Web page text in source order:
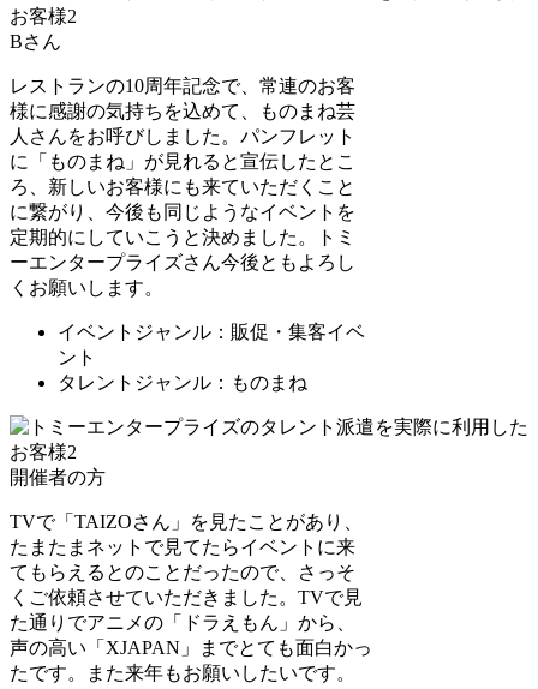
Bさん
レストランの10周年記念で、常連のお客
様に感謝の気持ちを込めて、ものまね芸
人さんをお呼びしました。パンフレット
に「ものまね」が見れると宣伝したとこ
ろ、新しいお客様にも来ていただくこと
に繋がり、今後も同じようなイベントを
定期的にしていこうと決めました。トミ
ーエンタープライズさん今後ともよろし
くお願いします。
イベントジャンル：販促・集客イベ
ント
タレントジャンル：ものまね
開催者の方
TVで「TAIZOさん」を見たことがあり、
たまたまネットで見てたらイベントに来
てもらえるとのことだったので、さっそ
くご依頼させていただきました。TVで見
た通りでアニメの「ドラえもん」から、
声の高い「XJAPAN」までとても面白かっ
たです。また来年もお願いしたいです。